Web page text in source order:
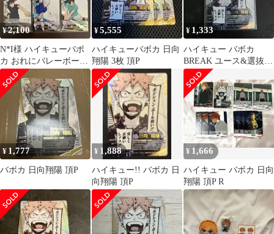
¥2,100
N*I様 ハイキューバポ
カ おれにバレーボール
教えてくれてありがと
うSP 宮侑S
¥5,555
ハイキューバボカ 日向
翔陽 3枚 頂P
¥ 1,333
ハイキュー バボカ
BREAK ユース&選抜強
化合宿 頂P 日向翔陽
¥ 1,777
バボカ 日向翔陽 頂P
¥ 1,888
ハイキュー!! バボカ 日
向翔陽 頂P
¥ 1,666
ハイキュー バボカ 日向
翔陽 頂P R